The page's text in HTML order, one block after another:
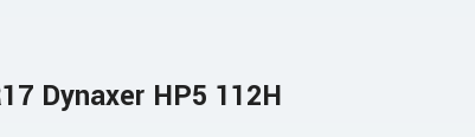
Dynaxer HP5 112H